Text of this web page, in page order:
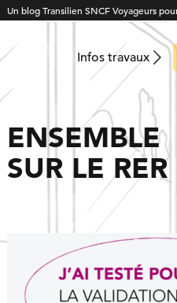
Un blog Transilien SNCF Voyageurs
Infos travaux
ENSEMBLE
SUR LE RER